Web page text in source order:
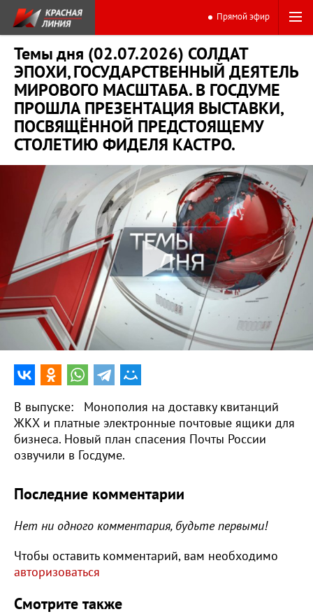
Прямой эфир
Темы дня (02.07.2026) СОЛДАТ
ЭПОХИ, ГОСУДАРСТВЕННЫЙ ДЕЯТЕЛЬ
МИРОВОГО МАСШТАБА. В ГОСДУМЕ
ПРОШЛА ПРЕЗЕНТАЦИЯ ВЫСТАВКИ,
ПОСВЯЩЁННОЙ ПРЕДСТОЯЩЕМУ
СТОЛЕТИЮ ФИДЕЛЯ КАСТРО.
0:00
В выпуске: Монополия на доставку квитанций
ЖКХ и платные электронные почтовые ящики для
бизнеса. Новый план спасения Почты России
озвучили в Госдуме.
Последние комментарии
Нет ни одного комментария, будьте первыми!
Чтобы оставить комментарий, вам необходимо
авторизоваться
Смотрите также